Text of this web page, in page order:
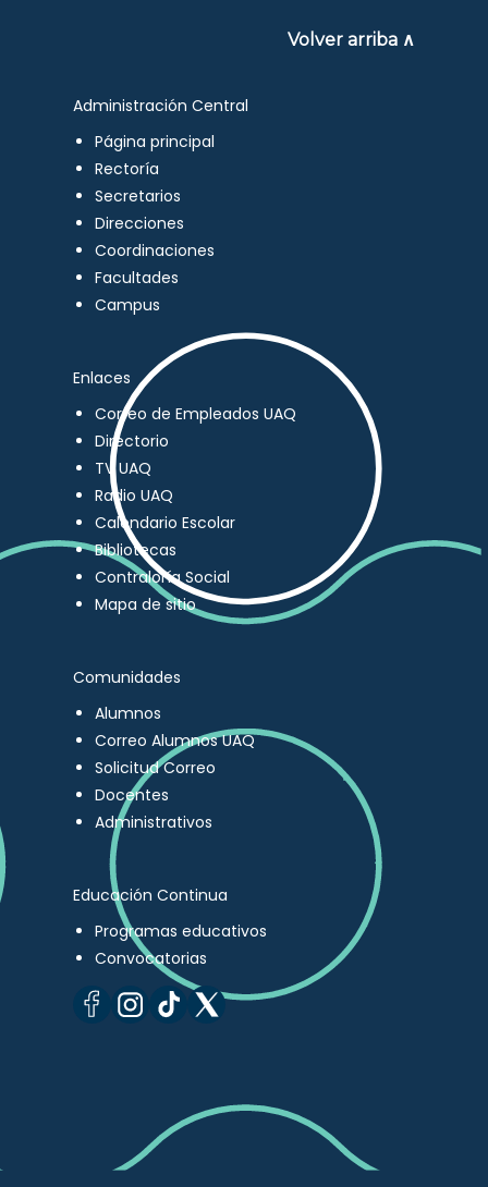
Volver arriba ∧
Administración Central
Página principal
Rectoría
Secretarios
Direcciones
Coordinaciones
Facultades
Campus
Enlaces
Correo de Empleados UAQ
Directorio
TV UAQ
Radio UAQ
Calendario Escolar
Bibliotecas
Contraloría Social
Mapa de sitio
Comunidades
Alumnos
Correo Alumnos UAQ
Solicitud Correo
Docentes
Administrativos
Educación Continua
Programas educativos
Convocatorias